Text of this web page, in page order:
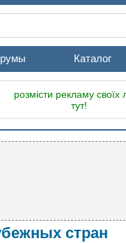
Каталог
розмісти рекламу своїх
тут!
стран